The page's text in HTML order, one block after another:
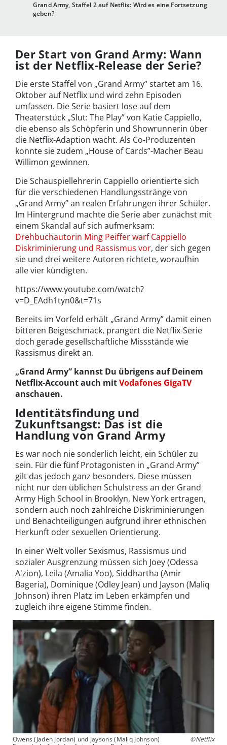
Grand Army, Staffel 2 auf Netflix: Wird es eine Fortsetzung
geben?
Der Start von Grand Army: Wann
ist der Netflix-Release der Serie?
Die erste Staffel von „Grand Army” startet am 16.
Oktober auf Netflix und wird zehn Episoden
umfassen. Die Serie basiert lose auf dem
Theaterstück „Slut: The Play” von Katie Cappiello,
die ebenso als Schöpferin und Showrunnerin über
die Netflix-Adaption wacht. Als Co-Produzenten
konnte sie zudem „House of Cards”-Macher Beau
Willimon gewinnen.
Die Schauspiellehrerin Cappiello orientierte sich
für die verschiedenen Handlungsstränge von
„Grand Army” an realen Erfahrungen ihrer Schüler.
Im Hintergrund machte die Serie aber zunächst mit
einem Skandal auf sich aufmerksam:
Drehbuchautorin Ming Peiffer warf Cappiello
Diskriminierung und Rassismus vor, der sich gegen
sie und drei weitere Autoren richtete, woraufhin
alle vier kündigten.
https://www.youtube.com/watch?
v=D_EAdh1tyn0&t=71s
Bereits im Vorfeld erhält „Grand Army” damit einen
bitteren Beigeschmack, prangert die Netflix-Serie
doch gerade gesellschaftliche Missstände wie
Rassismus direkt an.
„Grand Army” kannst Du übrigens auf Deinem
Netflix-Account auch mitVodafones GigaTV
anschauen.
Identitätsfindung und
Zukunftsangst: Das ist die
Handlung von Grand Army
Es war noch nie sonderlich leicht, ein Schüler zu
sein. Für die fünf Protagonisten in „Grand Army”
gilt das jedoch ganz besonders. Diese müssen
nicht nur den üblichen Schulstress an der Grand
Army High School in Brooklyn, New York ertragen,
sondern auch noch zahlreiche Diskriminierungen
und Benachteiligungen aufgrund ihrer ethnischen
Herkunft oder sexuellen Orientierung.
In einer Welt voller Sexismus, Rassismus und
sozialer Ausgrenzung müssen sich Joey (Odessa
A'zion), Leila (Amalia Yoo), Siddhartha (Amir
Bageria), Dominique (Odley Jean) und Jayson (Maliq
Johnson) ihren Platz im Leben erkämpfen und
zugleich ihre eigene Stimme finden.
Owens (Jaden Jordan) und Jaysons (Maliq Johnson)
©Netflix